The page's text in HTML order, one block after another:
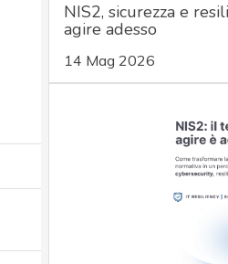
NIS2, sicurezza e
agire adesso
14 Mag 2026